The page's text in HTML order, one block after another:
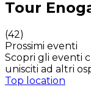
Tour
(42)
Prossimi eventi
Scopri gli eventi
unisciti ad altri
Top location